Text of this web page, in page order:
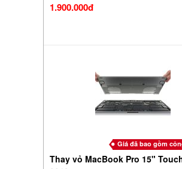
1.900.000đ
Giá đã bao gồm
Thay vỏ MacBook Pro 15"